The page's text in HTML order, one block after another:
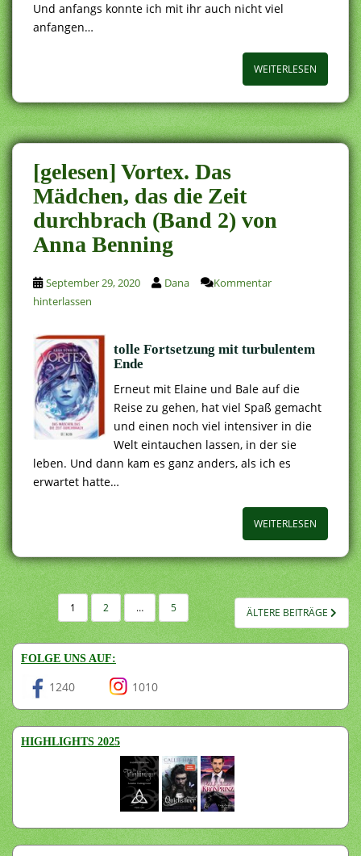
Und anfangs konnte ich mit ihr auch nicht viel
anfangen…
WEITERLESEN
[gelesen] Vortex. Das
Mädchen, das die Zeit
durchbrach (Band 2) von
Anna Benning
September 29, 2020 Dana
Kommentar
hinterlassen
tolle Fortsetzung mit turbulentem
Ende
Erneut mit Elaine und Bale auf die
Reise zu gehen, hat viel Spaß gemacht
und einen noch viel intensiver in die
Welt eintauchen lassen, in der sie
leben. Und dann kam es ganz anders, als ich es
erwartet hatte…
WEITERLESEN
SEITENNUMMERIERUNG
DER
BEITRÄGE
1 2 … 5 ÄLTERE BEITRÄGE
FOLGE UNS AUF:
1240 1010
HIGHLIGHTS 2025